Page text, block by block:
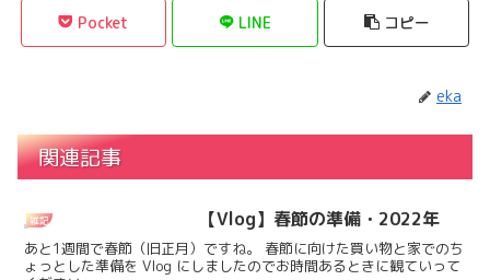
Pocket LINE コピー
eka
関連記事
雑記 【Vlog】春節の準備・2022年
あと1週間で春節（旧正月）ですね。 春節に向けた買い物と家でのち
ょっとした準備を Vlog にしましたのでお時間あるときに観ていって